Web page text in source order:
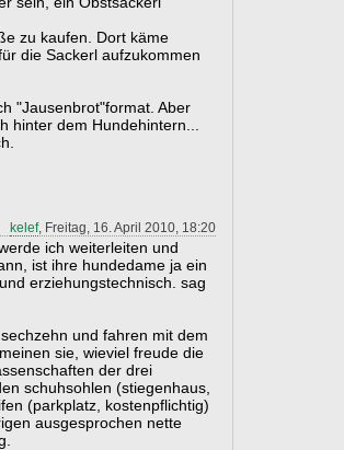
zu kaufen. Dort käme
die Sackerl aufzukommen
"Jausenbrot"format. Aber
hinter dem Hundehintern...
kelef, Freitag, 16. April 2010, 18:20
ich weiterleiten und
ist ihre hundedame ja ein
erziehungstechnisch. sag
und fahren mit dem
sie, wieviel freude die
der drei
schuhsohlen (stiegenhaus,
(parkplatz, kostenpflichtig)
ausgesprochen nette